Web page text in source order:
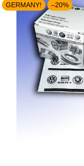
GERMANY! –20%